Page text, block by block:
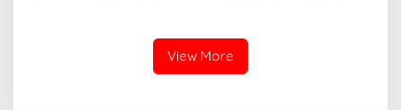
XIX/Tuanku Tambusai dan
HUT ke-1 Brigif TP 89/GG
View More